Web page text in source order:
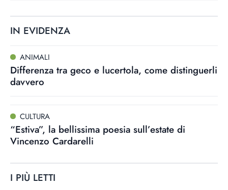
IN EVIDENZA
ANIMALI
Differenza tra geco e lucertola, come distinguerli
davvero
CULTURA
“Estiva”, la bellissima poesia sull’estate di
Vincenzo Cardarelli
I PIÙ LETTI